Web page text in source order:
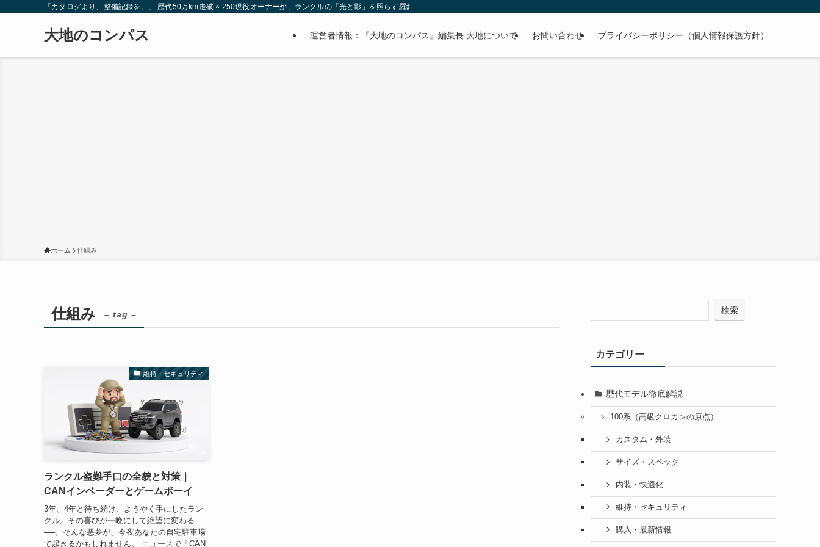
「カタログより、整備記録を。」 歴代50万km走破 × 250現役オーナーが、ランクルの「光と影」を照らす羅針盤。
大地のコンパス 運営者情報：『大地のコンパス』編集長 大地について お問い合わせ プライバシーポリシー（個人情報保護方針）
ホーム 仕組み
仕組み – tag –
維持・セキュリティ
ランクル盗難手口の全貌と対策｜
CANインベーダーとゲームボーイ
3年、4年と待ち続け、ようやく手にしたラン
クル。その喜びが一晩にして絶望に変わる
──。そんな悪夢が、今夜あなたの自宅駐車場
で起きるかもしれません。 ニュースで「CAN
検索
カテゴリー
歴代モデル徹底解説
100系（高級クロカンの原点）
カスタム・外装
サイズ・スペック
内装・快適化
維持・セキュリティ
購入・最新情報